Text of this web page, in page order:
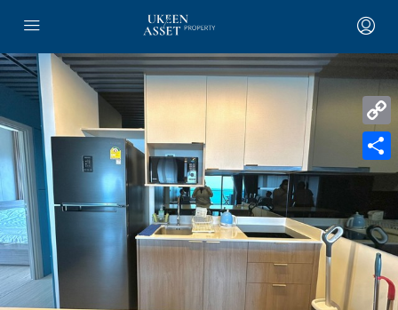
Copy
Link
Share